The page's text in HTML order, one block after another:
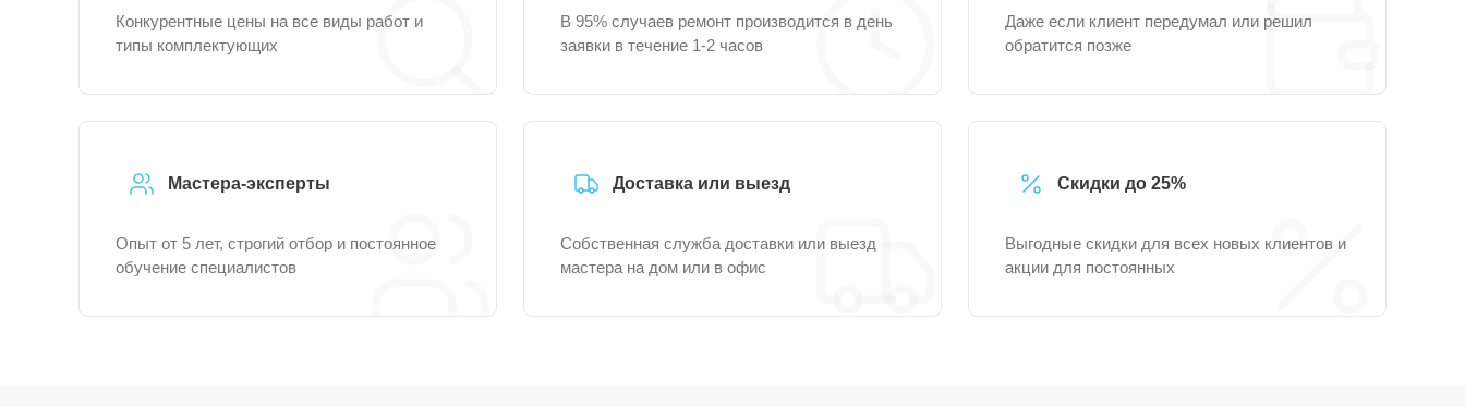
Конкурентные цены на все виды работ и
типы комплектующих
В 95% случаев ремонт производится в день
заявки в течение 1-2 часов
Даже если клиент передумал или решил
обратится позже
Мастера-эксперты
Опыт от 5 лет, строгий отбор и постоянное
обучение специалистов
Доставка или выезд
Собственная служба доставки или выезд
мастера на дом или в офис
Скидки до 25%
Выгодные скидки для всех новых клиентов и
акции для постоянных